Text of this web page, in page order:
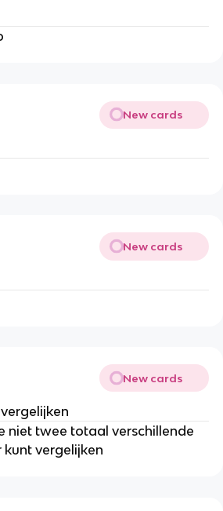
New cards
New cards
New cards
niet twee totaal verschillende
vergelijken